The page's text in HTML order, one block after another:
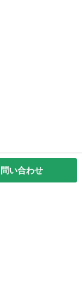
問い合わせ